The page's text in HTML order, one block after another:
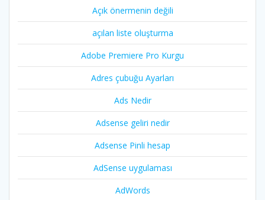
Açık önermenin değili
açılan liste oluşturma
Adobe Premiere Pro Kurgu
Adres çubuğu Ayarları
Ads Nedir
Adsense geliri nedir
Adsense Pinli hesap
AdSense uygulaması
AdWords